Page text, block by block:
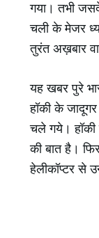
गया। तभी
चली के मेजर
तुरंत अख़बार
यह खबर पुरे
हॉकी के
चले गये। हॉकी
की बात है।
हेलीकॉप्टर से